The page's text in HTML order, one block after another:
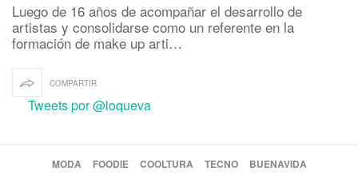
Luego de 16 años de acompañar el desarrollo de
artistas y consolidarse como un referente en la
formación de make up arti…
COMPARTIR
Tweets por @loqueva
MODA FOODIE COOLTURA TECNO BUENAVIDA